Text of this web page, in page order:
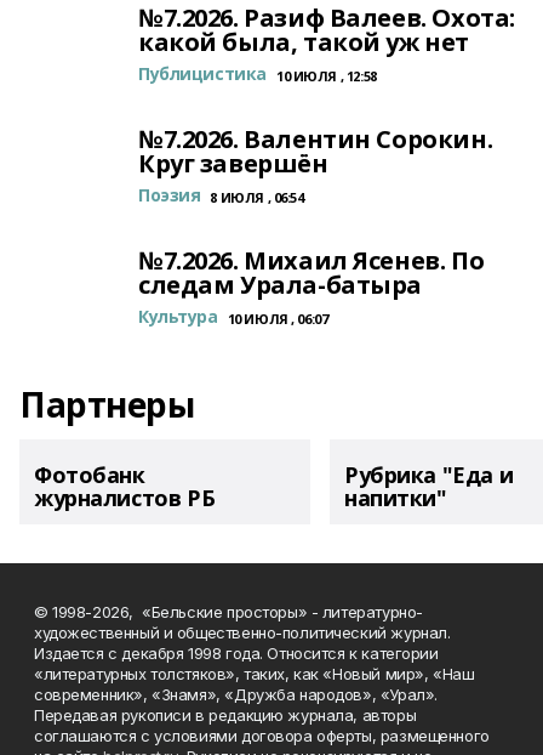
№7.2026. Разиф Валеев. Охота:
какой была, такой уж нет
Публицистика 10 ИЮЛЯ , 12:58
№7.2026. Валентин Сорокин.
Круг завершён
Поэзия 8 ИЮЛЯ , 06:54
№7.2026. Михаил Ясенев. По
следам Урала-батыра
Культура 10 ИЮЛЯ , 06:07
Партнеры
Фотобанк
журналистов РБ
Рубрика "Еда и
напитки"
© 1998-2026, «Бельские просторы» - литературно-
художественный и общественно-политический журнал.
Издается с декабря 1998 года. Относится к категории
«литературных толстяков», таких, как «Новый мир», «Наш
современник», «Знамя», «Дружба народов», «Урал».
Передавая рукописи в редакцию журнала, авторы
соглашаются с условиями договора оферты, размещенного